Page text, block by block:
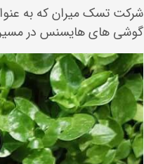
شرکت تسک میران که به
گوشی های هایسنس در مسیر